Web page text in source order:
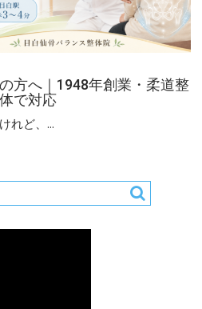
方へ｜1948年創業・柔道整
で対応
れど、...